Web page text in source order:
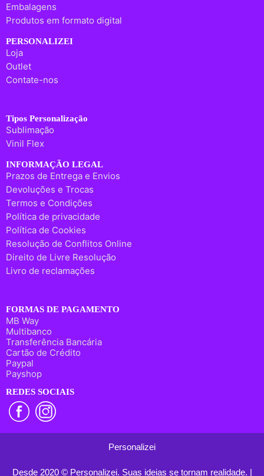
Embalagens
Produtos em formato digital
PERSONALIZEI
Loja
Outlet
Contate-nos
Tipos Personalização
Sublimação
Vinil Flex
INFORMAÇÃO LEGAL
Prazos de Entrega e Envios
Devoluções e Trocas
Termos e Condições
Política de privacidade
Política de Cookies
Resolução de Conflitos Online
Direito de Livre Resolução
Livro de reclamações
FORMAS DE PAGAMENTO
MB Way
Multibanco
Transferência Bancária
Cartão de Crédito
Paypal
Payshop
REDES SOCIAIS
Personalizei
Desde 2020 © Personalizei. Suas ideias se tornam realidade. |